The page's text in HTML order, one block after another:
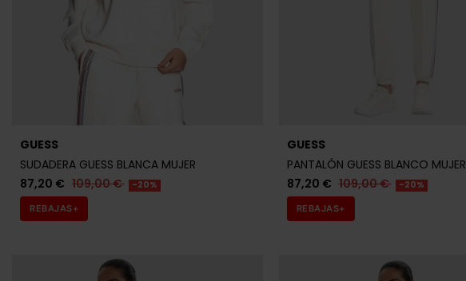
GUESS
SUDADERA GUESS BLANCA MUJER
87,20 € 109,00 € -20%
REBAJAS+
GUESS
PANTALÓN GUESS BLANCO MUJER
87,20 € 109,00 € -20%
REBAJAS+